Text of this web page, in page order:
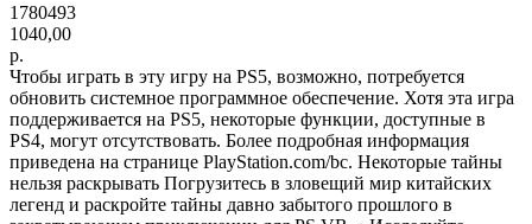
1780493
1040,00
р.
Чтобы играть в эту игру на PS5, возможно, потребуется
обновить системное программное обеспечение. Хотя эта игра
поддерживается на PS5, некоторые функции, доступные в
PS4, могут отсутствовать. Более подробная информация
приведена на странице PlayStation.com/bc. Некоторые тайны
нельзя раскрывать Погрузитесь в зловещий мир китайских
легенд и раскройте тайны давно забытого прошлого в